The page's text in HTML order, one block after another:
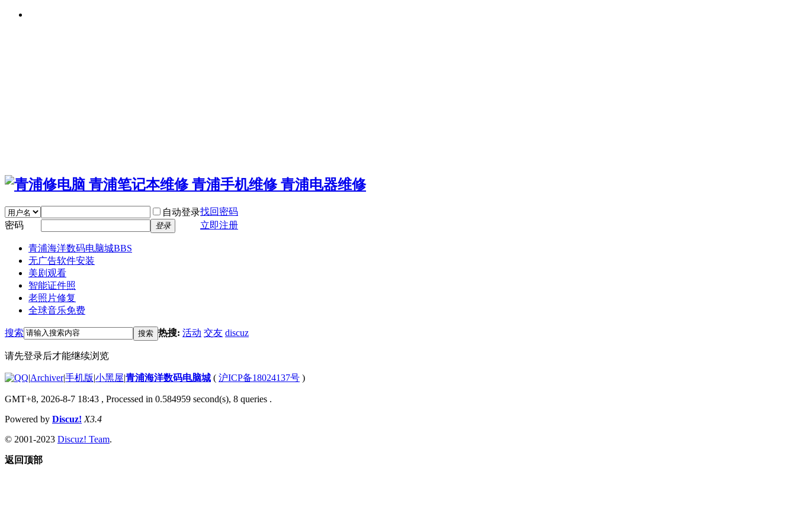
自动登录找回密码
密码
登录 立即注册
青浦海洋数码电脑城BBS
无广告软件安装
美剧观看
智能证件照
老照片修复
全球音乐免费
搜索 搜索 热搜: 活动 交友 discuz
请先登录后才能继续浏览
|Archiver|手机版|小黑屋|青浦海洋数码电脑城 ( 沪ICP备18024137号 )
GMT+8, 2026-8-7 18:43 , Processed in 0.584959 second(s), 8 queries .
Powered by Discuz! X3.4
© 2001-2023 Discuz! Team.
返回顶部